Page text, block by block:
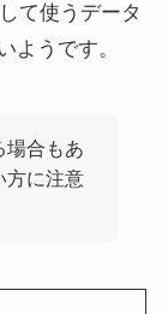
て使うデータ
ようです。
場合もあ
方に注意